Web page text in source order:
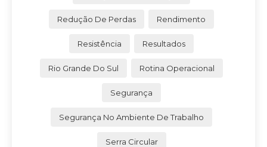
Redução De Perdas Rendimento
Resistência Resultados
Rio Grande Do Sul Rotina Operacional
Segurança
Segurança No Ambiente De Trabalho
Serra Circular